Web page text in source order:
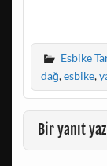
Esbike
dağ,esbike,
Bir yanıt